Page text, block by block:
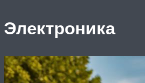
Электроника